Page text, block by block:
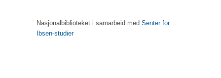
Nasjonalbiblioteket i samarbeid med Senter for
Ibsen-studier